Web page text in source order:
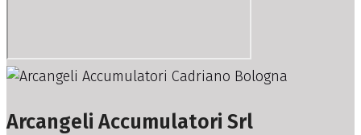
Arcangeli Accumulatori Srl